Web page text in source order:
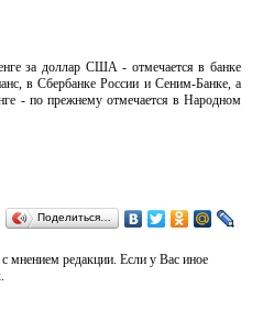
за доллар США - отмечается в банке
в Сбербанке России и Сеним-Банке, а
- по прежнему отмечается в Народном
Поделиться…
мнением редакции. Если у Вас иное